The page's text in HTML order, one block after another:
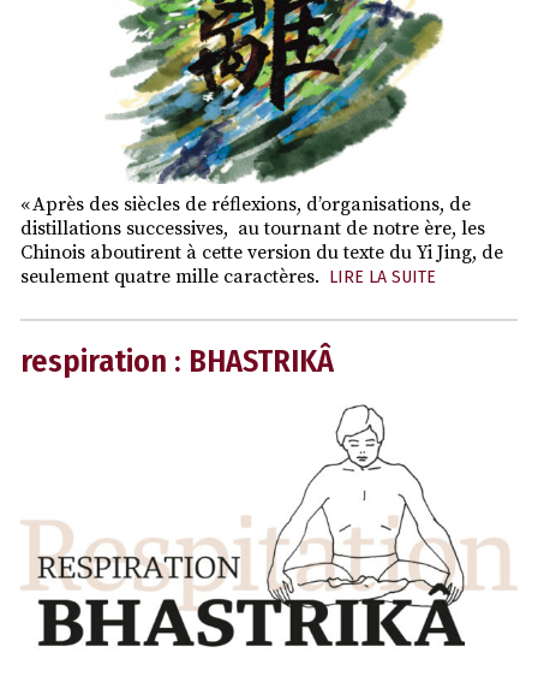
« Après des siècles de réflexions, d’organisations, de
distillations successives, au tournant de notre ère, les
Chinois aboutirent à cette version du texte du Yi Jing, de
seulement quatre mille caractères. LIRE LA SUITE
respiration : BHASTRIKÂ